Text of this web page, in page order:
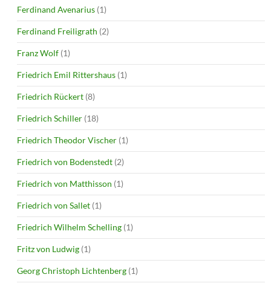
Ferdinand Avenarius (1)
Ferdinand Freiligrath (2)
Franz Wolf (1)
Friedrich Emil Rittershaus (1)
Friedrich Rückert (8)
Friedrich Schiller (18)
Friedrich Theodor Vischer (1)
Friedrich von Bodenstedt (2)
Friedrich von Matthisson (1)
Friedrich von Sallet (1)
Friedrich Wilhelm Schelling (1)
Fritz von Ludwig (1)
Georg Christoph Lichtenberg (1)